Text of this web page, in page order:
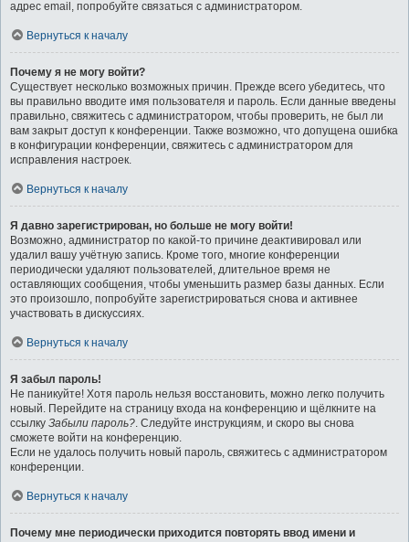
адрес email, попробуйте связаться с администратором.
Вернуться к началу
Почему я не могу войти?
Существует несколько возможных причин. Прежде всего убедитесь, что
вы правильно вводите имя пользователя и пароль. Если данные введены
правильно, свяжитесь с администратором, чтобы проверить, не был ли
вам закрыт доступ к конференции. Также возможно, что допущена ошибка
в конфигурации конференции, свяжитесь с администратором для
исправления настроек.
Вернуться к началу
Я давно зарегистрирован, но больше не могу войти!
Возможно, администратор по какой-то причине деактивировал или
удалил вашу учётную запись. Кроме того, многие конференции
периодически удаляют пользователей, длительное время не
оставляющих сообщения, чтобы уменьшить размер базы данных. Если
это произошло, попробуйте зарегистрироваться снова и активнее
участвовать в дискуссиях.
Вернуться к началу
Я забыл пароль!
Не паникуйте! Хотя пароль нельзя восстановить, можно легко получить
новый. Перейдите на страницу входа на конференцию и щёлкните на
ссылку Забыли пароль?. Следуйте инструкциям, и скоро вы снова
сможете войти на конференцию.
Если не удалось получить новый пароль, свяжитесь с администратором
конференции.
Вернуться к началу
Почему мне периодически приходится повторять ввод имени и